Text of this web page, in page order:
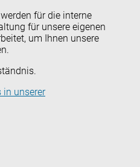
für die interne
für unsere eigenen
um Ihnen unsere
in unserer